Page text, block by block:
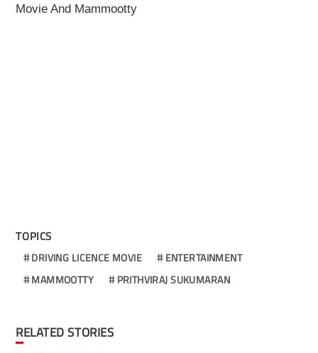
Movie And Mammootty
TOPICS
DRIVING LICENCE MOVIE
ENTERTAINMENT
MAMMOOTTY
PRITHVIRAJ SUKUMARAN
RELATED STORIES